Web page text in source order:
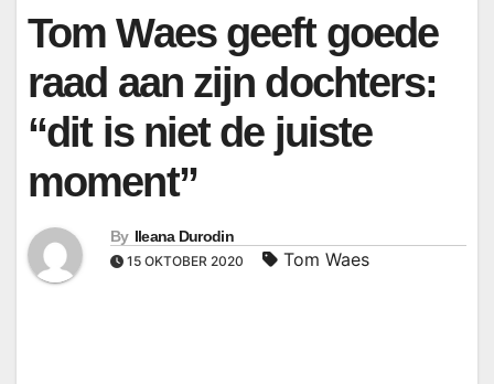
Tom Waes geeft goede
raad aan zijn dochters:
“dit is niet de juiste
moment”
By Ileana Durodin
15 OKTOBER 2020 Tom Waes